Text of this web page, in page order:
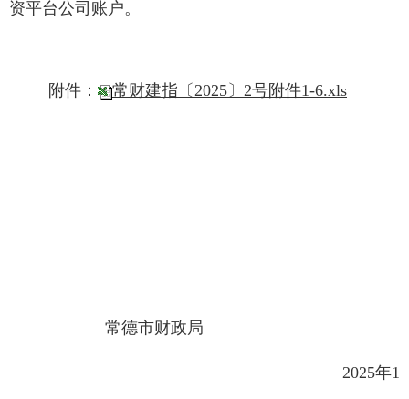
资平台公司账户。
附件： 常财建指〔2025〕2号附件1-6.xls
常德市财政局
2025年1